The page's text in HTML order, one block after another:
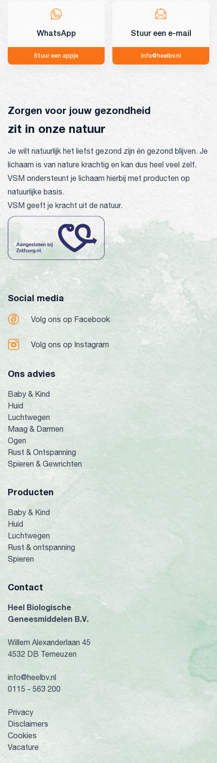
WhatsApp
Stuur een appje
Stuur een e-mail
info@heelbv.nl
Zorgen voor jouw gezondheid
zit in onze natuur
Je wilt natuurlijk het liefst gezond zijn én gezond blijven. Je
lichaam is van nature krachtig en kan dus heel veel zelf.
VSM ondersteunt je lichaam hierbij met producten op
natuurlijke basis.
VSM geeft je kracht uit de natuur.
Social media
Volg ons op Facebook
Volg ons op Instagram
Ons advies
Baby & Kind
Huid
Luchtwegen
Maag & Darmen
Ogen
Rust & Ontspanning
Spieren & Gewrichten
Producten
Baby & Kind
Huid
Luchtwegen
Rust & ontspanning
Spieren
Contact
Heel Biologische
Geneesmiddelen B.V.
Willem Alexanderlaan 45
4532 DB Terneuzen
info@heelbv.nl
0115 - 563 200
Privacy
Disclaimers
Cookies
Vacature